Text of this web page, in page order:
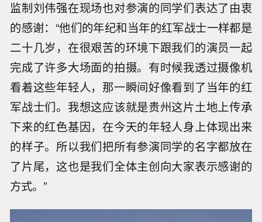
监制刘伟强在现场也对参演的同学们表达了由衷
的感谢：“他们的年纪和当年的红军战士一样都是
二十几岁，在很艰苦的环境下跟我们的演员一起
完成了许多大场面的拍摄。有时候我透过摄像机
看着这些年轻人，那一瞬间好像看到了当年的红
军战士们。我想这应该就是贵州这片土地上传承
下来的红色基因，在今天的年轻人身上体现出来
的样子。所以我们把所有参演同学的名字都放在
了片尾，这也是我们全体主创向大家表示感谢的
方式。”